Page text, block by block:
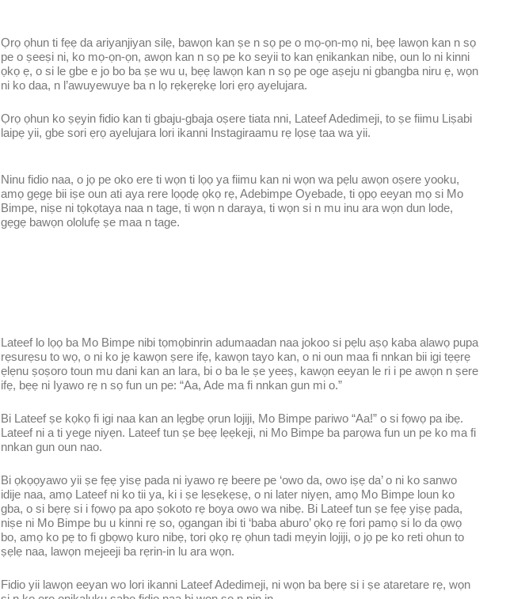
Ọrọ ọhun ti fẹẹ da ariyanjiyan silẹ, bawọn kan ṣe n sọ pe o mọ-ọn-mọ ni, bẹẹ lawọn kan n sọ
pe o ṣeeṣi ni, ko mọ-ọn-ọn, awọn kan n sọ pe ko seyii to kan ẹnikankan nibẹ, oun lo ni kinni
ọkọ ẹ, o si le gbe e jo bo ba ṣe wu u, bẹẹ lawọn kan n sọ pe oge aṣeju ni gbangba niru ẹ, wọn
ni ko daa, n l’awuyewuye ba n lọ rẹkẹrẹkẹ lori ẹrọ ayelujara.
Ọrọ ọhun ko ṣẹyin fidio kan ti gbaju-gbaja oṣere tiata nni, Lateef Adedimeji, to ṣe fiimu Liṣabi
laipẹ yii, gbe sori ẹrọ ayelujara lori ikanni Instagiraamu rẹ lọsẹ taa wa yii.
Ninu fidio naa, o jọ pe oko ere ti wọn ti lọọ ya fiimu kan ni wọn wa pẹlu awọn oṣere yooku,
amọ gẹgẹ bii iṣe oun ati aya rere lọọdẹ ọkọ rẹ, Adebimpe Oyebade, ti ọpọ eeyan mọ si Mo
Bimpe, niṣe ni tọkọtaya naa n tage, ti wọn n daraya, ti wọn si n mu inu ara wọn dun lode,
gẹgẹ bawọn ololufẹ ṣe maa n tage.
Lateef lo lọọ ba Mo Bimpe nibi tọmọbinrin adumaadan naa jokoo si pẹlu aṣọ kaba alawọ pupa
rẹsurẹsu to wọ, o ni ko jẹ kawọn ṣere ifẹ, kawọn tayo kan, o ni oun maa fi nnkan bii igi tẹẹrẹ
ẹlẹnu ṣoṣoro toun mu dani kan an lara, bi o ba le ṣe yeeṣ, kawọn eeyan le ri i pe awọn n ṣere
ifẹ, bẹẹ ni Iyawo rẹ n sọ fun un pe: “Aa, Ade ma fi nnkan gun mi o.”
Bi Lateef ṣe kọkọ fi igi naa kan an lẹgbẹ ọrun lojiji, Mo Bimpe pariwo “Aa!” o si fọwọ pa ibẹ.
Lateef ni a ti yege niyẹn. Lateef tun ṣe bẹẹ lẹẹkeji, ni Mo Bimpe ba parọwa fun un pe ko ma fi
nnkan gun oun nao.
Bi ọkọọyawo yii ṣe fẹẹ yisẹ pada ni iyawo rẹ beere pe ‘owo da, owo iṣẹ da’ o ni ko sanwo
idije naa, amọ Lateef ni ko tii ya, ki i ṣe lẹsẹkẹsẹ, o ni later niyẹn, amọ Mo Bimpe loun ko
gba, o si bẹrẹ si i fọwọ pa apo ṣokoto rẹ boya owo wa nibẹ. Bi Lateef tun ṣe fẹẹ yiṣẹ pada,
niṣe ni Mo Bimpe bu u kinni rẹ so, ọgangan ibi ti ‘baba aburo’ ọkọ rẹ fori pamọ si lo da ọwọ
bo, amọ ko pẹ to fi gbọwọ kuro nibẹ, tori ọkọ rẹ ọhun tadi mẹyin lojiji, o jọ pe ko reti ohun to
ṣẹlẹ naa, lawọn mejeeji ba rẹrin-in lu ara wọn.
Fidio yii lawọn eeyan wo lori ikanni Lateef Adedimeji, ni wọn ba bẹrẹ si i ṣe ataretare rẹ, wọn